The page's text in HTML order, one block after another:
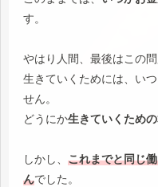
す。
やはり人間、最後はこの
生きていくためには、い
せん。
どうにか生きていくため
しかし、 これまでと同じ
んでした。